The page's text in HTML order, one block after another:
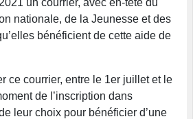
nationale, de la Jeunesse et des
bénéficient de cette aide de
ce courrier, entre le 1er juillet et le
de l’inscription dans
leur choix pour bénéficier d’une